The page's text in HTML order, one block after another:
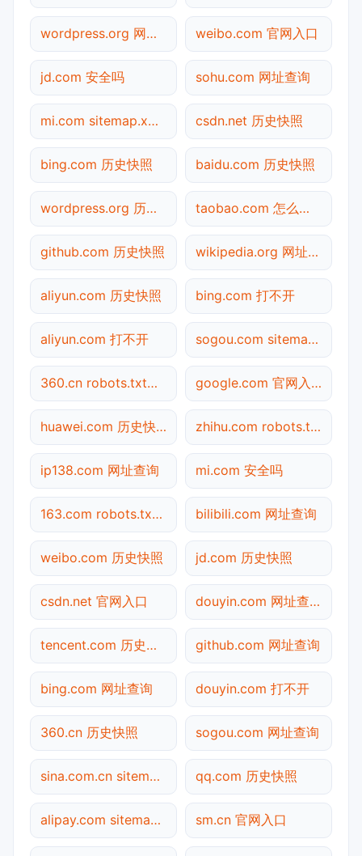
wordpress.org 网址查询 weibo.com 官网入口
jd.com 安全吗 sohu.com 网址查询
mi.com sitemap.xml检测 csdn.net 历史快照
bing.com 历史快照 baidu.com 历史快照
wordpress.org 历史快照 taobao.com 怎么进入
github.com 历史快照 wikipedia.org 网址查询
aliyun.com 历史快照 bing.com 打不开
aliyun.com 打不开 sogou.com sitemap.xml检测
360.cn robots.txt检测 google.com 官网入口
huawei.com 历史快照 zhihu.com robots.txt检测
ip138.com 网址查询 mi.com 安全吗
163.com robots.txt检测 bilibili.com 网址查询
weibo.com 历史快照 jd.com 历史快照
csdn.net 官网入口 douyin.com 网址查询
tencent.com 历史快照 github.com 网址查询
bing.com 网址查询 douyin.com 打不开
360.cn 历史快照 sogou.com 网址查询
sina.com.cn sitemap.xml检测 qq.com 历史快照
alipay.com sitemap.xml检测 sm.cn 官网入口